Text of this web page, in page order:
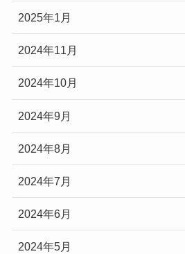
2025年1月
2024年11月
2024年10月
2024年9月
2024年8月
2024年7月
2024年6月
2024年5月